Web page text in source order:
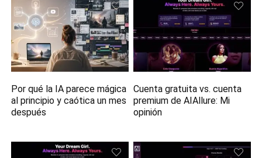
Por qué la IA parece mágica
al principio y caótica un mes
después
Cuenta gratuita vs. cuenta
premium de AIAllure: Mi
opinión